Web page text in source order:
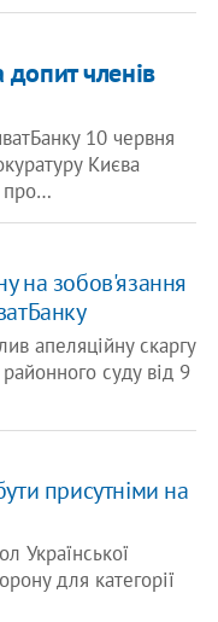
членів
10 червня
Києва
про…
на зобов'язання
апеляційну скаргу
суду від 9
присутніми на
Української
для категорії